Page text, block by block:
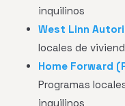
inquilinos
West Linn
locales de
Home Forward
Programas
inquilinos